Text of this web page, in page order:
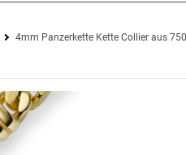
4mm Panzerkette Kette Collier aus